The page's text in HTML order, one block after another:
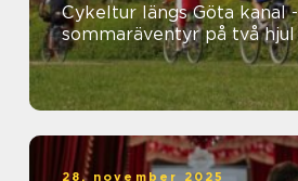
Cykeltur längs Göta kanal -
sommaräventyr på två hjul
28. november 2025